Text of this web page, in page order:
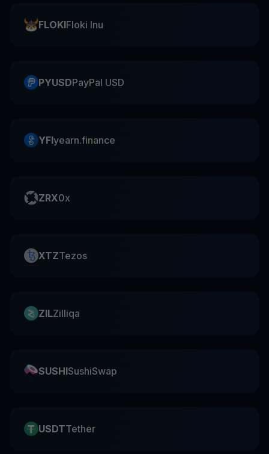
FLOKIFloki Inu
PYUSDPayPal USD
YFIyearn.finance
ZRX0x
XTZTezos
ZILZilliqa
SUSHISushiSwap
USDTTether